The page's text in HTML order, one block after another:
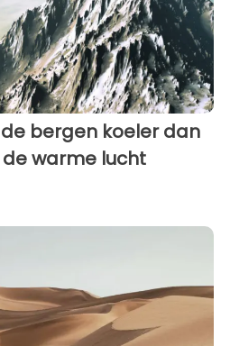
bergen koeler dan
de warme lucht